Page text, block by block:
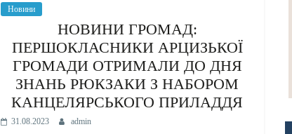
Новини
НОВИНИ ГРОМАД:
ПЕРШОКЛАСНИКИ АРЦИЗЬКОЇ
ГРОМАДИ ОТРИМАЛИ ДО ДНЯ
ЗНАНЬ РЮКЗАКИ З НАБОРОМ
КАНЦЕЛЯРСЬКОГО ПРИЛАДДЯ
31.08.2023 admin